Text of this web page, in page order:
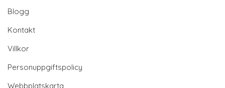
Blogg
Kontakt
Villkor
Personuppgiftspolicy
Webbplatskarta